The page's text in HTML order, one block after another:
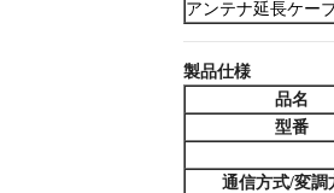
アンテナ延長ケー
製品仕様
品名
型番
通信方式/変調